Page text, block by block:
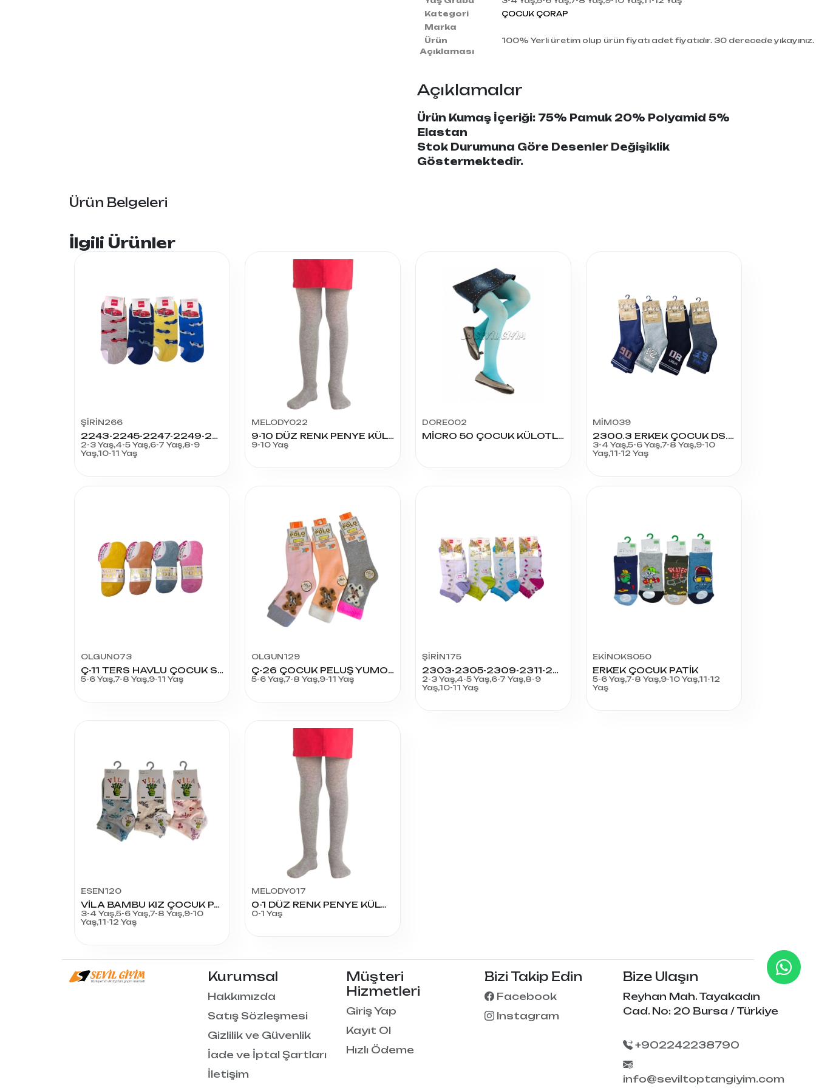
Kategori
ÇOCUK ÇORAP
Marka
Ürün
Açıklaması
100% Yerli üretim olup ürün fiyatı adet fiyatıdır. 30 derecede yıkayınız.
Açıklamalar
Ürün Kumaş İçeriği: 75% Pamuk 20% Polyamid 5%
Elastan
Stok Durumuna Göre Desenler Değişiklik
Göstermektedir.
Ürün Belgeleri
İlgili Ürünler
ŞİRİN266
2243-2245-2247-2249-2251 ERKEK BABET ÇOCUK
2-3 Yaş,4-5 Yaş,6-7 Yaş,8-9
Yaş,10-11 Yaş
MELODY022
9-10 DÜZ RENK PENYE KÜLOTLU ÇORAP
9-10 Yaş
DORE002
MİCRO 50 ÇOCUK KÜLOTLU ÇORAP
MİM039
2300.3 ERKEK ÇOCUK DS.HAVLU SOKET
3-4 Yaş,5-6 Yaş,7-8 Yaş,9-10
Yaş,11-12 Yaş
OLGUN073
Ç-11 TERS HAVLU ÇOCUK SNIKERS
5-6 Yaş,7-8 Yaş,9-11 Yaş
OLGUN129
Ç-26 ÇOCUK PELUŞ YUMOŞ HAVLU SOKET BÜYÜK BOY
5-6 Yaş,7-8 Yaş,9-11 Yaş
ŞİRİN175
2303-2305-2309-2311-2307 KIZ PATİK
2-3 Yaş,4-5 Yaş,6-7 Yaş,8-9
Yaş,10-11 Yaş
EKİNOKS050
ERKEK ÇOCUK PATİK
5-6 Yaş,7-8 Yaş,9-10 Yaş,11-12
Yaş
ESEN120
VİLA BAMBU KIZ ÇOCUK PATİK
3-4 Yaş,5-6 Yaş,7-8 Yaş,9-10
Yaş,11-12 Yaş
MELODY017
0-1 DÜZ RENK PENYE KÜLOTLU ÇORAP
0-1 Yaş
Kurumsal
Hakkımızda
Satış Sözleşmesi
Gizlilik ve Güvenlik
İade ve İptal Şartları
İletişim
Müşteri
Hizmetleri
Giriş Yap
Kayıt Ol
Hızlı Ödeme
Bizi Takip Edin
Facebook
Instagram
Bize Ulaşın
Reyhan Mah. Tayakadın
Cad. No: 20 Bursa / Türkiye
+902242238790
info@seviltoptangiyim.com